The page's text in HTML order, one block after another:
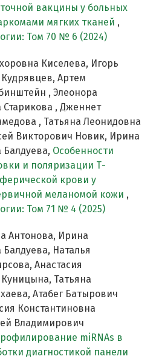
вакцины у больных
мягких тканей ,
Том 70 № 6 (2024)
Киселева, Игорь
Артем
, Элеонора
Старикова , Дженнет
, Татьяна Леонидовна
Викторович Новик, Ирина
Особенности
и поляризации Т-
крови у
меланомой кожи ,
Том 71 № 4 (2025)
Антонова, Ирина
Наталья
Анастасия
Татьяна
Атабег Батырович
Константиновна
Владимирович
miRNAs в
диагностикой панели